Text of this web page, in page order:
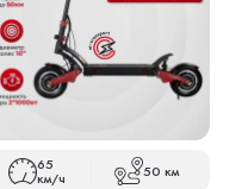
65
км/ч 50 км